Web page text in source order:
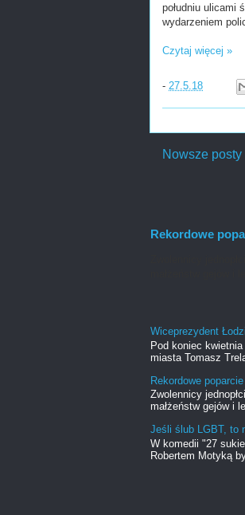
południu ulicami
wydarzeniem
Czytaj więcej »
- 27.5.18
Nowsze posty
Rekordowe
Wiceprezydent
Pod koniec
miasta Tomasz
Rekordowe
Zwolennicy
małżeństw gejów i
Jeśli ślub LGBT, to
W komedii "27
Robertem Motyką